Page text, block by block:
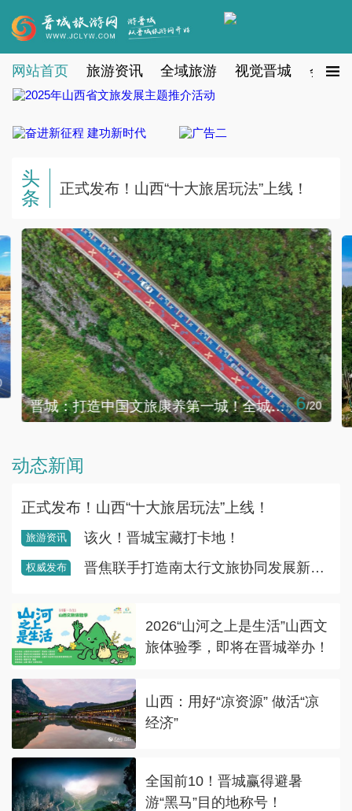
网站首页 旅游资讯 全域旅游 视觉晋城 会员
头
条
正式发布！山西“十大旅居玩法”上线！
晋城：打造中国文旅康养第一城！全城康养，文旅富民！ 6/20
动态新闻
正式发布！山西“十大旅居玩法”上线！
旅游资讯 该火！晋城宝藏打卡地！
权威发布 晋焦联手打造南太行文旅协同发展新标杆
2026“山河之上是生活”山西文
旅体验季，即将在晋城举办！
山西：用好“凉资源” 做活“凉
经济”
全国前10！晋城赢得避暑
游“黑马”目的地称号！